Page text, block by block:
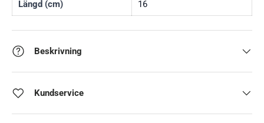
14
Längd (cm) 16
Beskrivning
Kundservice